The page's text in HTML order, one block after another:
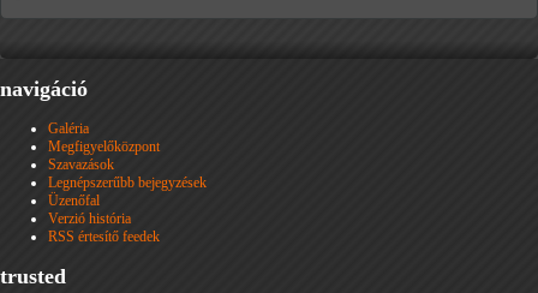
navigáció
Galéria
Megfigyelőközpont
Szavazások
Legnépszerűbb bejegyzések
Üzenőfal
Verzió história
RSS értesítő feedek
trusted